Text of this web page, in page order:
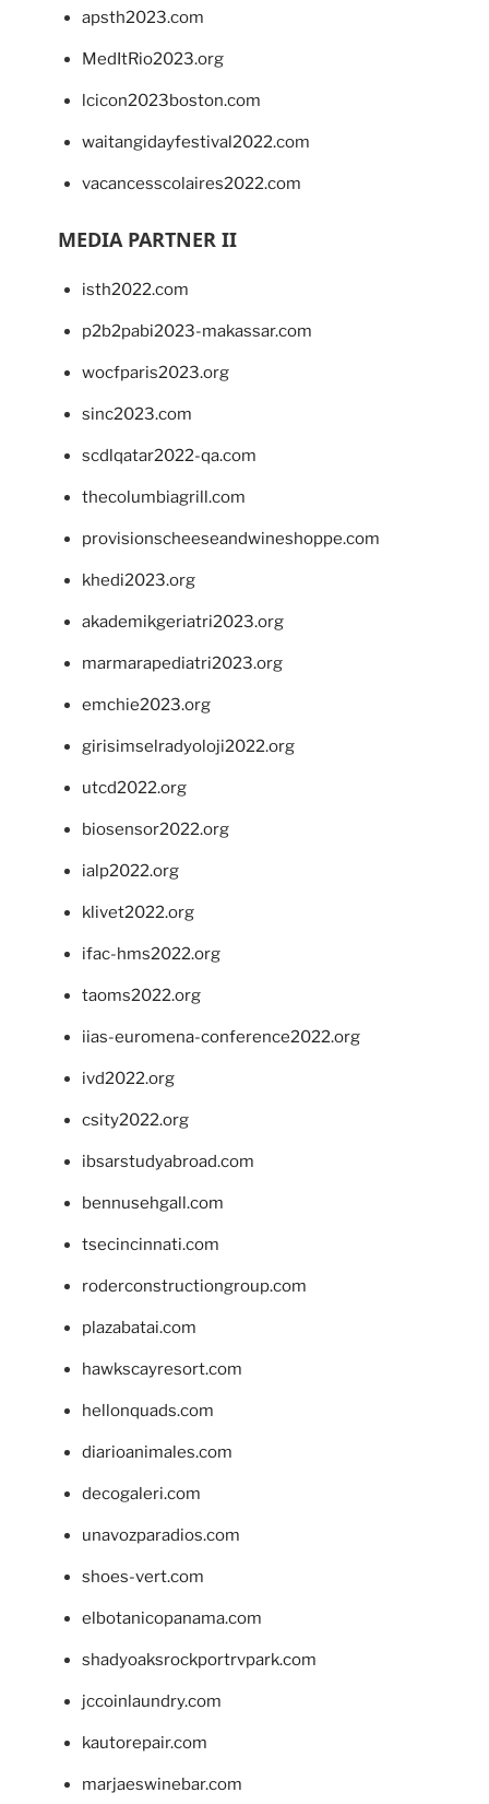
apsth2023.com
MedItRio2023.org
lcicon2023boston.com
waitangidayfestival2022.com
vacancesscolaires2022.com
MEDIA PARTNER II
isth2022.com
p2b2pabi2023-makassar.com
wocfparis2023.org
sinc2023.com
scdlqatar2022-qa.com
thecolumbiagrill.com
provisionscheeseandwineshoppe.com
khedi2023.org
akademikgeriatri2023.org
marmarapediatri2023.org
emchie2023.org
girisimselradyoloji2022.org
utcd2022.org
biosensor2022.org
ialp2022.org
klivet2022.org
ifac-hms2022.org
taoms2022.org
iias-euromena-conference2022.org
ivd2022.org
csity2022.org
ibsarstudyabroad.com
bennusehgall.com
tsecincinnati.com
roderconstructiongroup.com
plazabatai.com
hawkscayresort.com
hellonquads.com
diarioanimales.com
decogaleri.com
unavozparadios.com
shoes-vert.com
elbotanicopanama.com
shadyoaksrockportrvpark.com
jccoinlaundry.com
kautorepair.com
marjaeswinebar.com